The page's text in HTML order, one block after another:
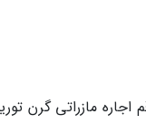
هزینه داشته باشد. رقم اجاره مازراتی